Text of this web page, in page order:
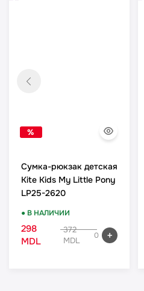
%
Сумка-рюкзак детская
Kite Kids My Little Pony
LP25-2620
● В НАЛИЧИИ
298
MDL
372
MDL
0